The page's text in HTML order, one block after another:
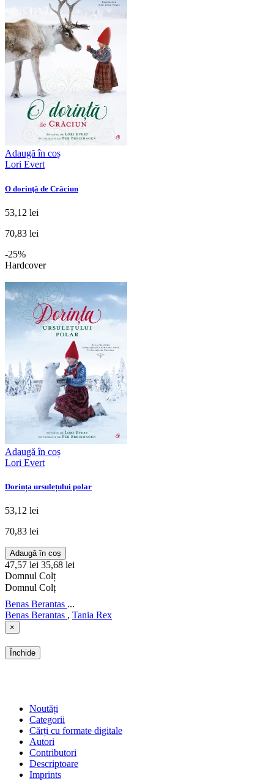
Adaugă în coș
Lori Evert
O dorinţă de Crăciun
53,12 lei
70,83 lei
-25%
Hardcover
Adaugă în coș
Lori Evert
Dorința ursulețului polar
53,12 lei
70,83 lei
Adaugă în coș
47,57 lei 35,68 lei
Domnul Colț
Domnul Colț
Benas Berantas ...
Benas Berantas , Tania Rex
×
Închide
Noutăți
Categorii
Cărți cu formate digitale
Autori
Contributori
Descriptoare
Imprints